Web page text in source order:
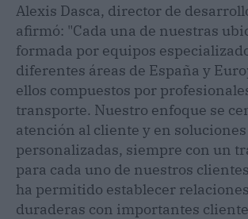
Alexis Dasca, director de
afirmó: "Cada una de nuestras
formada por equipos
diferentes áreas de España y
ellos compuestos por
transporte. Nuestro enfoque se
atención al cliente y en soluciones
personalizadas, siempre con un
para cada uno de nuestros
ha permitido establecer
duraderas con importantes